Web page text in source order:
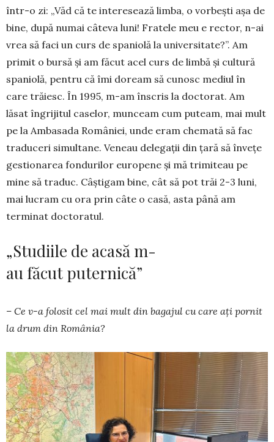
într-o zi: „Văd că te interesează limba, o vorbești așa de
bine, după numai câteva luni! Fratele meu e rector, n-ai
vrea să faci un curs de spaniolă la universitate?”. Am
primit o bursă și am făcut acel curs de limbă și cultură
spaniolă, pentru că îmi doream să cunosc mediul în
care trăiesc. În 1995, m-am înscris la doctorat. Am
lăsat îngrijitul caselor, munceam cum puteam, mai mult
pe la Ambasada României, unde eram chemată să fac
traduceri simultane. Veneau delegații din țară să învețe
ges­tionarea fondurilor europene și mă trimiteau pe
mine să traduc. Câștigam bine, cât să pot trăi 2-3 luni,
mai lucram cu ora prin câte o casă, asta până am
terminat doctoratul.
„Studiile de acasă m-
au făcut puternică”
– Ce v-a folosit cel mai mult din bagajul cu care ați pornit
la drum din România?